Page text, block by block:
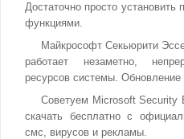
Достаточно просто установить
функциями.
Майкрософт Секьюрити
работает незаметно,
ресурсов системы. Обновление
Советуем Microsoft Security
скачать бесплатно с
смс, вирусов и рекламы.